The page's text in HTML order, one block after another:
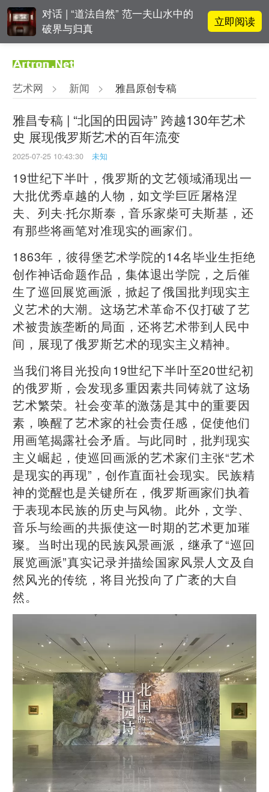
对话 | “道法自然” 范一夫山水中的
破界与归真
立即阅读
界
吕晓：北京画院两个中心十年 跨学
科带来齐白石研究新突破
翟莫梵：绘画少年的广阔天空
艺术网 > 新闻 > 雅昌原创专稿
雅昌专稿 | “北国的田园诗” 跨越130年艺术
史 展现俄罗斯艺术的百年流变
2025-07-25 10:43:30 未知
19世纪下半叶，俄罗斯的文艺领域涌现出一
大批优秀卓越的人物，如文学巨匠屠格涅
夫、列夫·托尔斯泰，音乐家柴可夫斯基，还
有那些将画笔对准现实的画家们。
1863年，彼得堡艺术学院的14名毕业生拒绝
创作神话命题作品，集体退出学院，之后催
生了巡回展览画派，掀起了俄国批判现实主
义艺术的大潮。这场艺术革命不仅打破了艺
术被贵族垄断的局面，还将艺术带到人民中
间，展现了俄罗斯艺术的现实主义精神。
当我们将目光投向19世纪下半叶至20世纪初
的俄罗斯，会发现多重因素共同铸就了这场
艺术繁荣。社会变革的激荡是其中的重要因
素，唤醒了艺术家的社会责任感，促使他们
用画笔揭露社会矛盾。与此同时，批判现实
主义崛起，使巡回画派的艺术家们主张“艺术
是现实的再现”，创作直面社会现实。民族精
神的觉醒也是关键所在，俄罗斯画家们执着
于表现本民族的历史与风物。此外，文学、
音乐与绘画的共振使这一时期的艺术更加璀
璨。当时出现的民族风景画派，继承了“巡回
展览画派”真实记录并描绘国家风景人文及自
然风光的传统，将目光投向了广袤的大自
然。